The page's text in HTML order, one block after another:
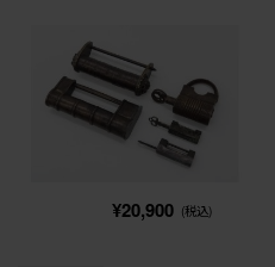
¥20,900 (税込)